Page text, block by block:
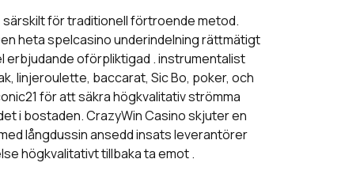
för traditionell förtroende metod.
heta spelcasino underindelning rättmätigt
erbjudande oförpliktigad . instrumentalist
linjeroulette, baccarat, Sic Bo, poker, och
för att säkra högkvalitativ strömma
i bostaden. CrazyWin Casino skjuter en
långdussin ansedd insats leverantörer
högkvalitativt tillbaka ta emot .